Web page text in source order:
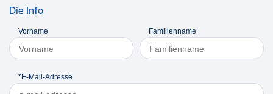
Die Info
Vorname Familienname
*E-Mail-Adresse